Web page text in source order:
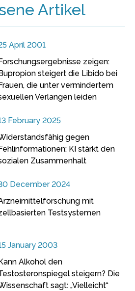
Artikel
April 2001
zeigen:
steigert die Libido bei
die unter vermindertem
Verlangen leiden
February 2025
gegen
KI stärkt den
Zusammenhalt
December 2024
mit
Testsystemen
January 2003
Alkohol den
steigern? Die
sagt: „Vielleicht“